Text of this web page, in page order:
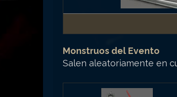
Monstruos del Evento
Salen aleatoriamente en